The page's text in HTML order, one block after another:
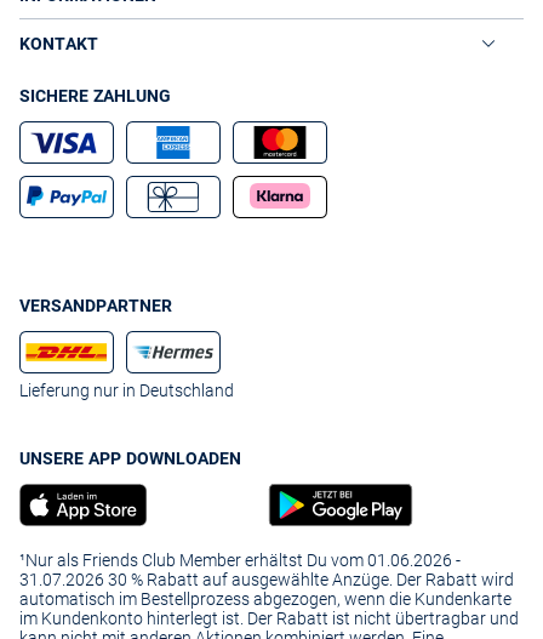
KONTAKT
SICHERE ZAHLUNG
VERSANDPARTNER
Lieferung nur in Deutschland
UNSERE APP DOWNLOADEN
¹Nur als Friends Club Member erhältst Du vom 01.06.2026 -
31.07.2026 30 % Rabatt auf ausgewählte Anzüge. Der Rabatt wird
automatisch im Bestellprozess abgezogen, wenn die Kundenkarte
im Kundenkonto hinterlegt ist. Der Rabatt ist nicht übertragbar und